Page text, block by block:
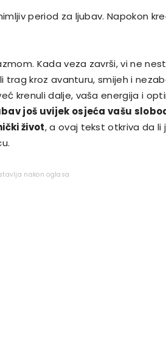
period za ljubav. Napokon
Kada veza završi, vi ne
kroz avanturu, smijeh i
krenuli dalje, vaša energija i
još uvijek osjeća vašu
život, a ovaj tekst otkriva da li
nakon oglasa